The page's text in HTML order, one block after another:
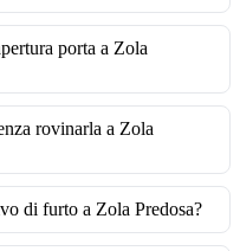
porta a Zola
rovinarla a Zola
di furto a Zola Predosa?